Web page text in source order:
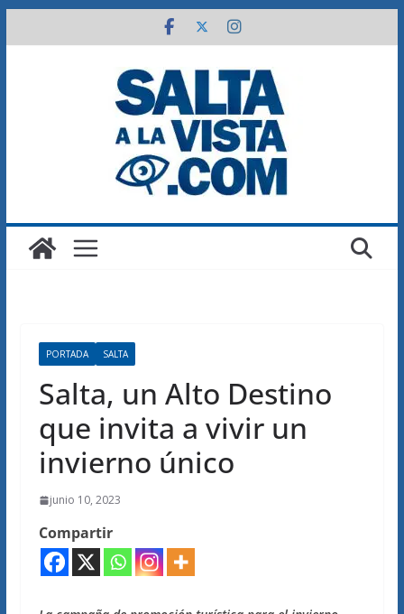
al
PORTADA SALTA
Salta, un Alto Destino
que invita a vivir un
invierno único
junio 10, 2023
Compartir